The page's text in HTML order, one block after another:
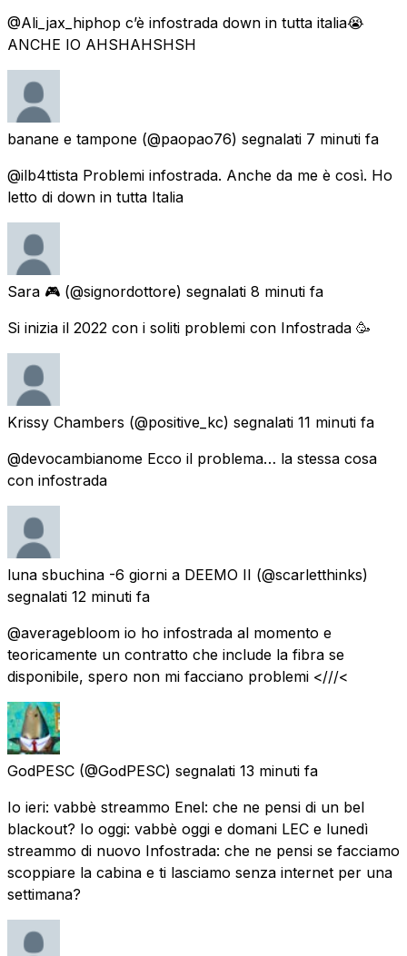
@Ali_jax_hiphop c’è infostrada down in tutta italia😭
ANCHE IO AHSHAHSHSH
banane e tampone (@paopao76) segnalati 7 minuti fa
@ilb4ttista Problemi infostrada. Anche da me è così. Ho
letto di down in tutta Italia
Sara 🎮 (@signordottore) segnalati 8 minuti fa
Si inizia il 2022 con i soliti problemi con Infostrada 🥳
Krissy Chambers (@positive_kc) segnalati 11 minuti fa
@devocambianome Ecco il problema… la stessa cosa
con infostrada
luna sbuchina -6 giorni a DEEMO II (@scarletthinks)
segnalati 12 minuti fa
@averagebloom io ho infostrada al momento e
teoricamente un contratto che include la fibra se
disponibile, spero non mi facciano problemi <///<
GodPESC (@GodPESC) segnalati 13 minuti fa
Io ieri: vabbè streammo Enel: che ne pensi di un bel
blackout? Io oggi: vabbè oggi e domani LEC e lunedì
streammo di nuovo Infostrada: che ne pensi se facciamo
scoppiare la cabina e ti lasciamo senza internet per una
settimana?